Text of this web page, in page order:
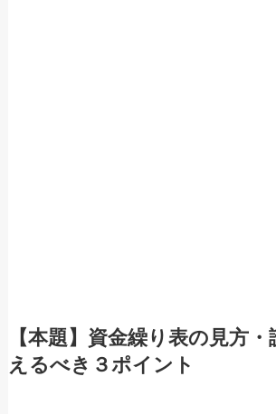
【本題】資金繰り表の見方
えるべき３ポイント